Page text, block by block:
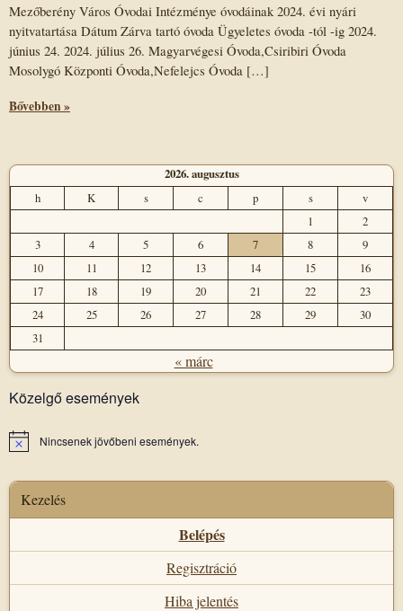
2026. augusztus
h
K s c p s
v
1
2
3
4 5 6 7 8
9
10
11 12 13 14 15
16
17
18 19 20 21 22
23
24
25 26 27 28 29
30
31
« márc
Közelgő események
Notice Nincsenek jövőbeni események.
Kezelés
Belépés
Regisztráció
Hiba jelentés
Mezőberény Város Óvodai Intézménye óvodáinak 2024. évi nyári
nyitvatartása Dátum Zárva tartó óvoda Ügyeletes óvoda -tól -ig 2024.
június 24. 2024. július 26. Magyarvégesi Óvoda,Csiribiri Óvoda
Mosolygó Központi Óvoda,Nefelejcs Óvoda […]
Bővebben »